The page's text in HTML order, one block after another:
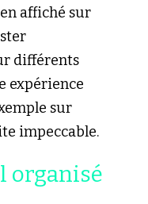
affiché sur
différents
expérience
impeccable.
organisé